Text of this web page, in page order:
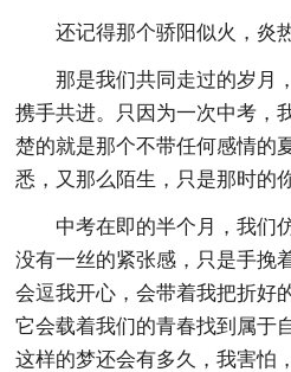
还记得那个骄阳似火，炎
那是我们共同走过的岁月
携手共进。只因为一次中考，
楚的就是那个不带任何感情的
悉，又那么陌生，只是那时的
中考在即的半个月，我们
没有一丝的紧张感，只是手挽
会逗我开心，会带着我把折好
它会载着我们的青春找到属于
这样的梦还会有多久，我害怕